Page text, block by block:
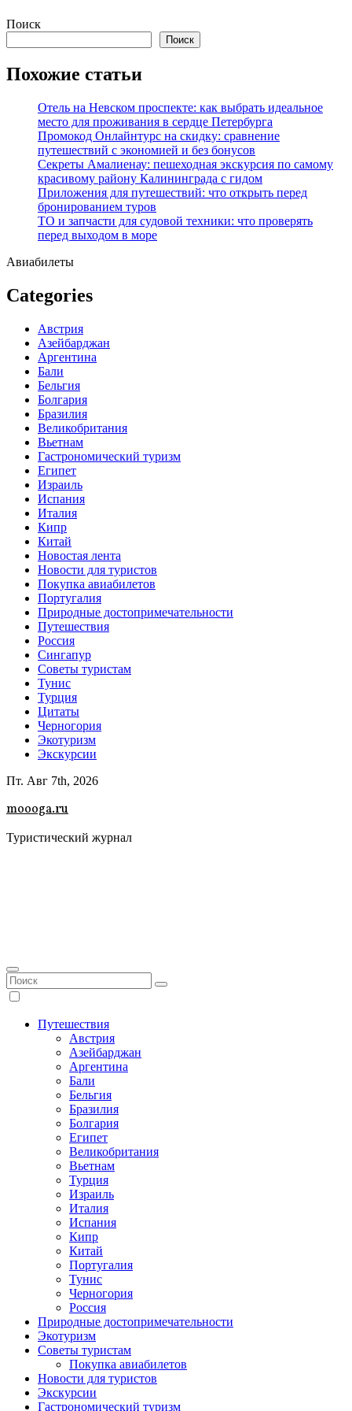
Перейти
содержимому
Поиск
Поиск
Похожие статьи
Отель на Невском проспекте: как выбрать идеальное
место для проживания в сердце Петербурга
Промокод Онлайнтурс на скидку: сравнение
путешествий с экономией и без бонусов
Секреты Амалиенау: пешеходная экскурсия по самому
красивому району Калининграда с гидом
Приложения для путешествий: что открыть перед
бронированием туров
ТО и запчасти для судовой техники: что проверять
перед выходом в море
Авиабилеты
Categories
Австрия
Азейбарджан
Аргентина
Бали
Бельгия
Болгария
Бразилия
Великобритания
Вьетнам
Гастрономический туризм
Египет
Израиль
Испания
Италия
Кипр
Китай
Новостая лента
Новости для туристов
Покупка авиабилетов
Португалия
Природные достопримечательности
Путешествия
Россия
Сингапур
Советы туристам
Тунис
Турция
Цитаты
Черногория
Экотуризм
Экскурсии
Пт. Авг 7th, 2026
moooga.ru
Туристический журнал
Путешествия
Австрия
Азейбарджан
Аргентина
Бали
Бельгия
Бразилия
Болгария
Египет
Великобритания
Вьетнам
Турция
Израиль
Италия
Испания
Кипр
Китай
Португалия
Тунис
Черногория
Россия
Природные достопримечательности
Экотуризм
Советы туристам
Покупка авиабилетов
Новости для туристов
Экскурсии
Гастрономический туризм